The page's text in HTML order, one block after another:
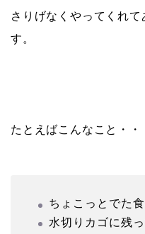
さりげなくやってくれ
す。
たとえばこんなこと・・
ちょこっとでた
水切りカゴに残